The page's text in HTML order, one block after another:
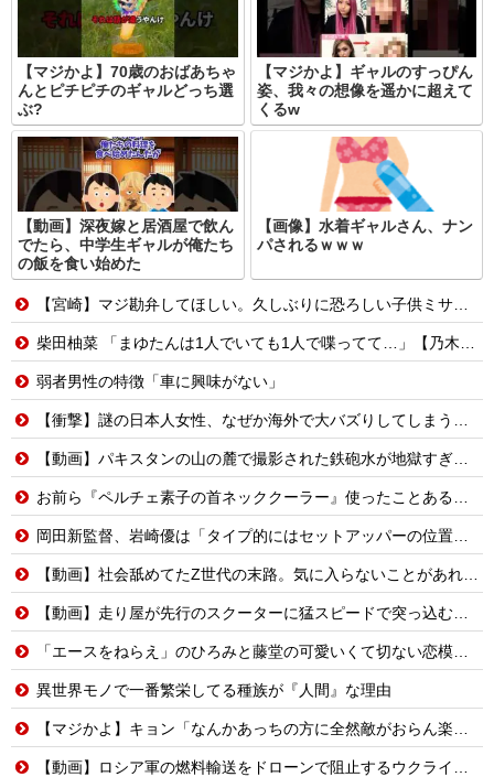
【マジかよ】70歳のおばあちゃ
んとピチピチのギャルどっち選
ぶ?
【マジかよ】ギャルのすっぴん
姿、我々の想像を遥かに超えて
くるw
【動画】深夜嫁と居酒屋で飲ん
でたら、中学生ギャルが俺たち
の飯を食い始めた
【画像】水着ギャルさん、ナン
パされるｗｗｗ
【宮崎】マジ勘弁してほしい。久しぶりに恐ろしい子供ミサイルを見た。
柴田柚菜 「まゆたんは1人でいても1人で喋ってて…」【乃木坂46】
弱者男性の特徴「車に興味がない」
【衝撃】謎の日本人女性、なぜか海外で大バズりしてしまうwww
【動画】パキスタンの山の麓で撮影された鉄砲水が地獄すぎる。
お前ら『ペルチェ素子の首ネッククーラー』使ったことあるか？
岡田新監督、岩崎優は「タイプ的にはセットアッパーの位置が一番合うてる」←おーん
【動画】社会舐めてたZ世代の末路。気に入らないことがあれば退職代行で即退職!理想の職場を求め続けた結果
【動画】走り屋が先行のスクーターに猛スピードで突っ込む事故。
「エースをねらえ」のひろみと藤堂の可愛いくて切ない恋模様が好きだ
異世界モノで一番繁栄してる種族が『人間』な理由
【マジかよ】キョン「なんかあっちの方に全然敵がおらん楽園あるらしいで!」
【動画】ロシア軍の燃料輸送をドローンで阻止するウクライナ。